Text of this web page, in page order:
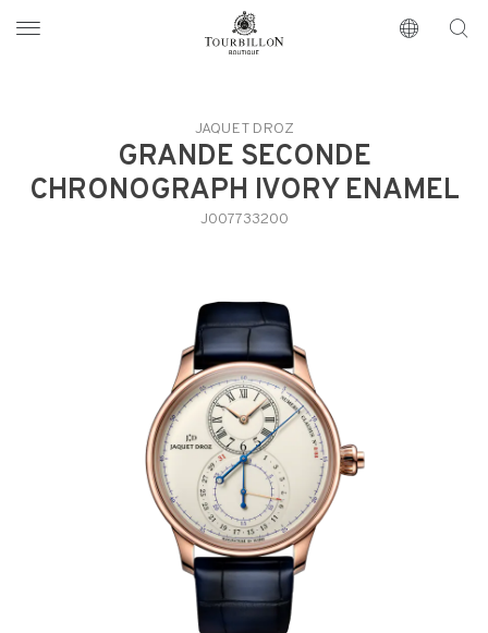
https://www.tourbillon.com/fr
JAQUET DROZ
GRANDE SECONDE
CHRONOGRAPH IVORY ENAMEL
J007733200